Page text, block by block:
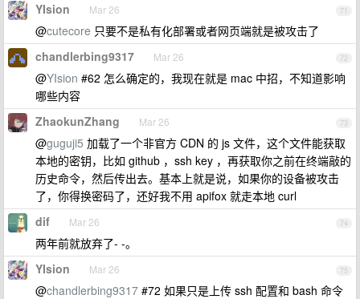
71
YIsion Mar 26
@cutecore 只要不是私有化部署或者网页端就是被攻击了
72
chandlerbing9317 Mar 26
@YIsion #62 怎么确定的，我现在就是 mac 中招，不知道影响
哪些内容
73
ZhaokunZhang Mar 26
@guguji5 加载了一个非官方 CDN 的 js 文件，这个文件能获取
本地的密钥，比如 github ，ssh key ，再获取你之前在终端敲的
历史命令，然后传出去。基本上就是说，如果你的设备被攻击
了，你得换密码了，还好我不用 apifox 就走本地 curl
74
dif Mar 26
两年前就放弃了- -。
75
YIsion Mar 26
@chandlerbing9317 #72 如果只是上传 ssh 配置和 bash 命令